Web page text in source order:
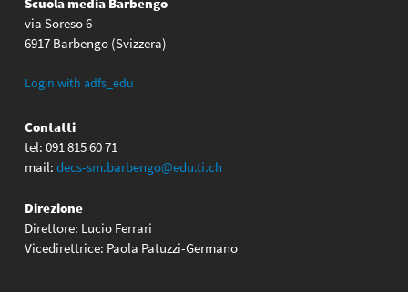
via Soreso 6
6917 Barbengo (Svizzera)
Login with adfs_edu
Contatti
tel: 091 815 60 71
mail: decs-sm.barbengo@edu.ti.ch
Direzione
Direttore: Lucio Ferrari
Vicedirettrice: Paola Patuzzi-Germano